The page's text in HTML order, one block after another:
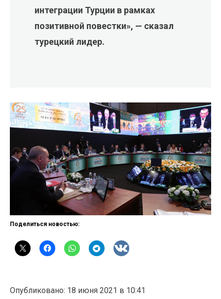
интеграции Турции в рамках
позитивной повестки», — сказал
турецкий лидер.
Поделиться новостью:
Опубликовано: 18 июня 2021 в 10:41